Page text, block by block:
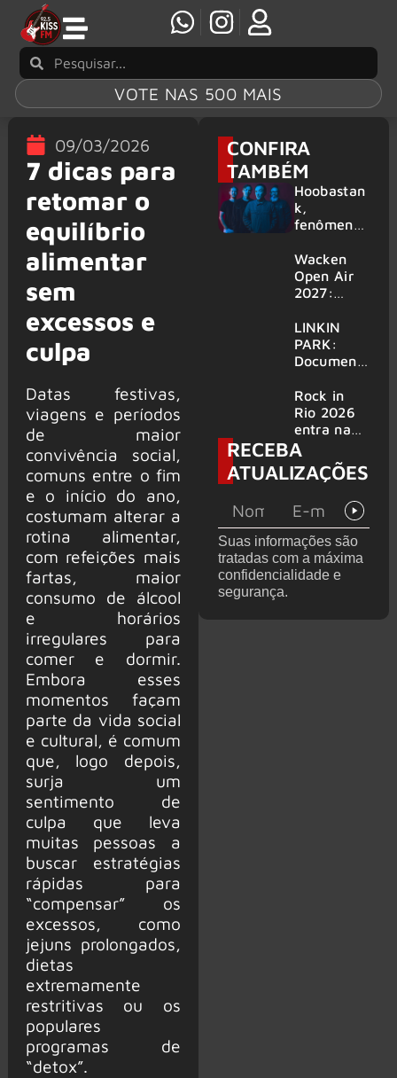
VOTE NAS 500 MAIS
09/03/2026
7 dicas para
retomar o
equilíbrio
alimentar
sem
excessos e
culpa
Datas festivas,
viagens e períodos
de maior
convivência social,
comuns entre o fim
e o início do ano,
costumam alterar a
rotina alimentar,
com refeições mais
fartas, maior
consumo de álcool
e horários
irregulares para
comer e dormir.
Embora esses
momentos façam
parte da vida social
e cultural, é comum
que, logo depois,
surja um
sentimento de
culpa que leva
muitas pessoas a
buscar estratégias
rápidas para
“compensar” os
excessos, como
jejuns prolongados,
dietas
extremamente
restritivas ou os
populares
programas de
“detox”.
CONFIRA
TAMBÉM
Hoobastan
k,
fenômeno
rock anos
2000,
volta ao
6 shows
Wacken
Open Air
2027:
amplia
line-up e
já
mais de 50
bandas
LINKIN
PARK:
Document
‘Unshatter’
e álbum ao
vivo são
anunciados
Rock in
Rio 2026
entra na
reta final
com
Cidade do
montagem
acelerada
e line-up
completo
confirmad
RECEBA
ATUALIZAÇÕES
Suas informações são
tratadas com a máxima
confidencialidade e
segurança.